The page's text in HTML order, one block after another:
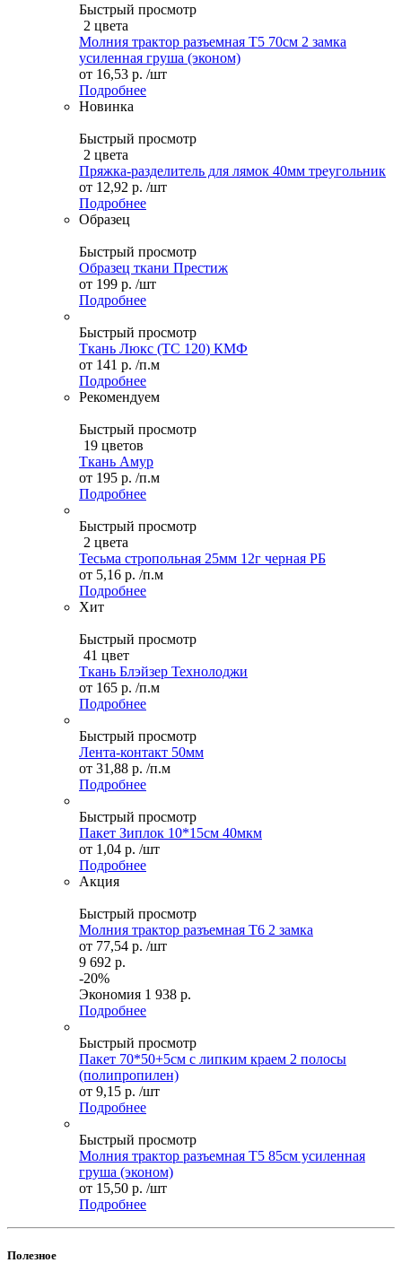
Быстрый просмотр
2 цвета
Молния трактор разъемная Т5 70см 2 замка
усиленная груша (эконом)
от 16,53 р. /шт
Подробнее
Новинка
Быстрый просмотр
2 цвета
Пряжка-разделитель для лямок 40мм треугольник
от 12,92 р. /шт
Подробнее
Образец
Быстрый просмотр
Образец ткани Престиж
от 199 р. /шт
Подробнее
Быстрый просмотр
Ткань Люкс (ТС 120) КМФ
от 141 р. /п.м
Подробнее
Рекомендуем
Быстрый просмотр
19 цветов
Ткань Амур
от 195 р. /п.м
Подробнее
Быстрый просмотр
2 цвета
Тесьма стропольная 25мм 12г черная РБ
от 5,16 р. /п.м
Подробнее
Хит
Быстрый просмотр
41 цвет
Ткань Блэйзер Технолоджи
от 165 р. /п.м
Подробнее
Быстрый просмотр
Лента-контакт 50мм
от 31,88 р. /п.м
Подробнее
Быстрый просмотр
Пакет Зиплок 10*15см 40мкм
от 1,04 р. /шт
Подробнее
Акция
Быстрый просмотр
Молния трактор разъемная Т6 2 замка
от 77,54 р. /шт
9 692 р.
-20%
Экономия 1 938 р.
Подробнее
Быстрый просмотр
Пакет 70*50+5см с липким краем 2 полосы
(полипропилен)
от 9,15 р. /шт
Подробнее
Быстрый просмотр
Молния трактор разъемная Т5 85см усиленная
груша (эконом)
от 15,50 р. /шт
Подробнее
Полезное